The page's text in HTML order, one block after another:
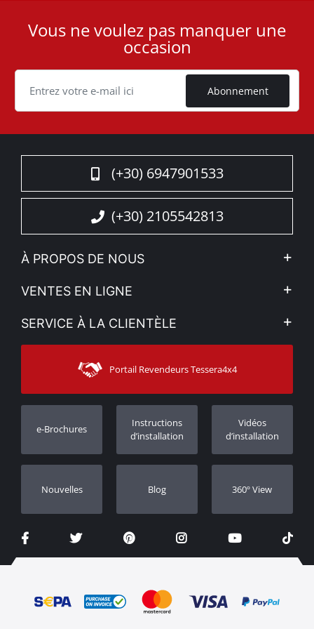
User
Cookie
Vous ne voulez pas manquer une
occasion
Abonnement
(+30) 6947901533
(+30) 2105542813
À PROPOS DE NOUS
L'entreprise
Voir nos actualités
Sitemap
VENTES EN LIGNE
Mon compte
Moyens d’expédition
SERVICE À LA CLIENTÈLE
Contacter
Assistance aux clients
Suivi des commandes
Concessionnaires
Portail Revendeurs Tessera4x4
e-Brochures
Instructions
d’installation
Vidéos
d’installation
Nouvelles Blog 360º View